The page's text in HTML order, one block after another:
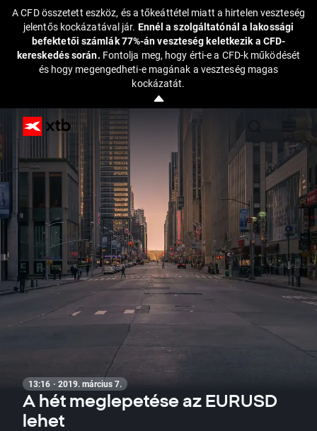
A CFD összetett eszköz, és a tőkeáttétel miatt a hirtelen veszteség
jelentős kockázatával jár. Ennél a szolgáltatónál a lakossági
befektetői számlák 77%-án veszteség keletkezik a CFD-
kereskedés során. Fontolja meg, hogy érti-e a CFD-k működését
és hogy megengedheti-e magának a veszteség magas
kockázatát.
13:16 · 2019. március 7.
A hét meglepetése az EURUSD
lehet